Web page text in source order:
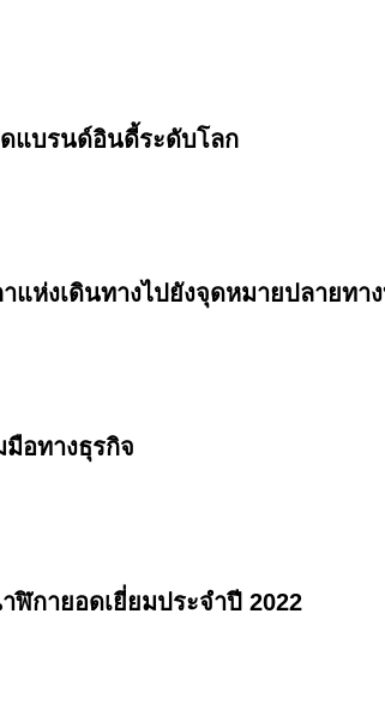
แบรนด์อินดี้ระดับโลก
แห่งเดินทางไปยังจุดหมายปลายท
อทางธุรกิจ
ฬิกายอดเยี่ยมประจำปี 2022